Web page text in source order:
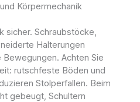
Körpermechanik
sicher. Schraubstöcke,
Halterungen
Achten Sie
rutschfeste Böden und
Stolperfallen. Beim
gebeugt, Schultern